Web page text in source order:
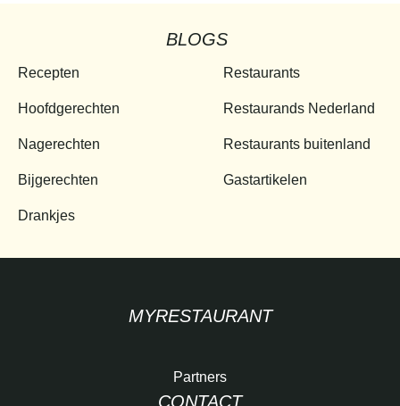
BLOGS
Recepten
Hoofdgerechten
Nagerechten
Bijgerechten
Drankjes
Restaurants
Restaurands Nederland
Restaurants buitenland
Gastartikelen
MYRESTAURANT
Partners
CONTACT